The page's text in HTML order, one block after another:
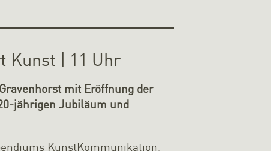
Kunst | 11 Uhr
mit Eröffnung der
jährigen Jubiläum und
KunstKommunikation,